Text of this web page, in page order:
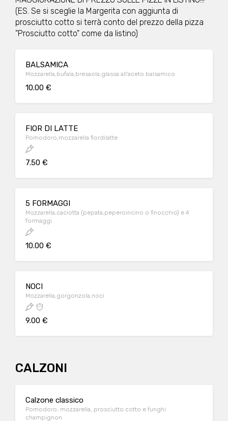
(ES. Se si sceglie la Margerita con aggiunta di
prosciutto cotto si terrà conto del prezzo della pizza
"Prosciutto cotto" come da listino)
BALSAMICA
Mozzarella,bufala,bresaola,glassa all'aceto balsamico
10.00 €
FIOR DI LATTE
Pomodoro,mozzarella fiordilatte
7.50 €
5 FORMAGGI
Mozzarella,caciotta (pepata,peperoincino o finocchio) e 4
formaggi
10.00 €
NOCI
Mozzarella,gorgonzola,noci
9.00 €
CALZONI
Calzone classico
Pomodoro, mozzarella, prosciutto cotto e funghi
champignon